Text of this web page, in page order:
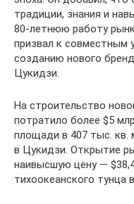
традиции, знания и
80-летнюю работу
призвал к совместным
созданию нового
Цукидзи.
На строительство
потратило более $5
площади в 407 тыс. кв.
в Цукидзи. Открытие
наивысшую цену —
тихоокеанского тунца